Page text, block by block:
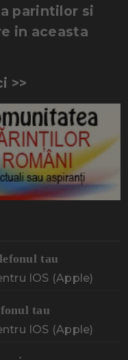
parintilor si
in aceasta
>>
tau
IOS (Apple)
tau
IOS (Apple)